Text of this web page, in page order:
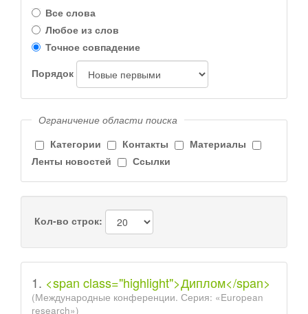
Все слова
Любое из слов
Точное совпадение
Порядок
Ограничение области поиска
Категории
Контакты
Материалы
Ленты новостей
Ссылки
Кол-во строк:
1. <span class="highlight">Диплом</span>
(Международные конференции. Серия: «European
research»)